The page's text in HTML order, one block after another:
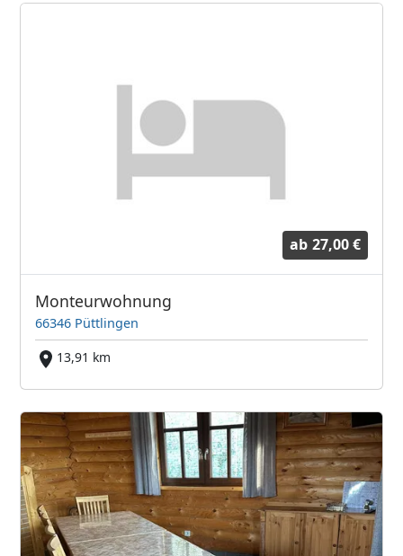
ab 27,00 €
Monteurwohnung
66346 Püttlingen
13,91 km